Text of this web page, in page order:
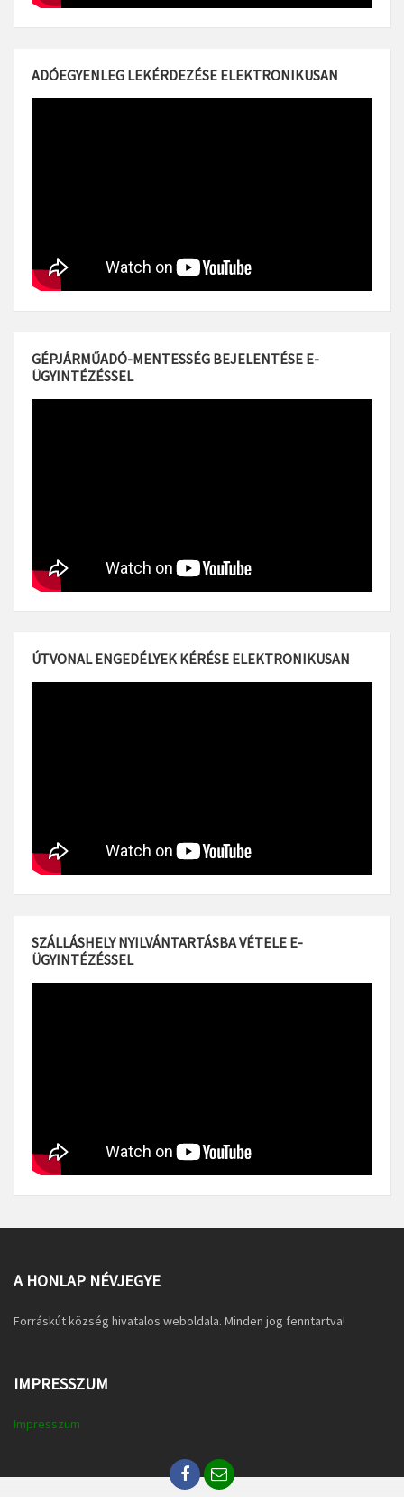
ADÓEGYENLEG LEKÉRDEZÉSE ELEKTRONIKUSAN
GÉPJÁRMŰADÓ-MENTESSÉG BEJELENTÉSE E-
ÜGYINTÉZÉSSEL
ÚTVONAL ENGEDÉLYEK KÉRÉSE ELEKTRONIKUSAN
SZÁLLÁSHELY NYILVÁNTARTÁSBA VÉTELE E-
ÜGYINTÉZÉSSEL
A HONLAP NÉVJEGYE
Forráskút község hivatalos weboldala. Minden jog fenntartva!
IMPRESSZUM
Impresszum